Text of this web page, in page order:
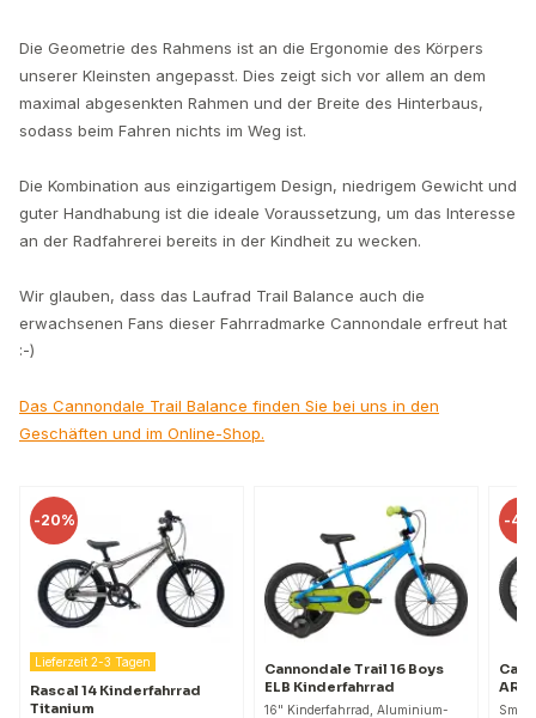
Die Geometrie des Rahmens ist an die Ergonomie des Körpers
unserer Kleinsten angepasst. Dies zeigt sich vor allem an dem
maximal abgesenkten Rahmen und der Breite des Hinterbaus,
sodass beim Fahren nichts im Weg ist.
Die Kombination aus einzigartigem Design, niedrigem Gewicht und
guter Handhabung ist die ideale Voraussetzung, um das Interesse
an der Radfahrerei bereits in der Kindheit zu wecken.
Wir glauben, dass das Laufrad Trail Balance auch die
erwachsenen Fans dieser Fahrradmarke Cannondale erfreut hat
:-)
Das Cannondale Trail Balance finden Sie bei uns in den
Geschäften und im Online-Shop.
2-3 Tagen
14 Kinderfahrrad
Cannondale Trail 16 Boys
ELB Kinderfahrrad
16" Kinderfahrrad, Aluminium-
ARD
SmartForm